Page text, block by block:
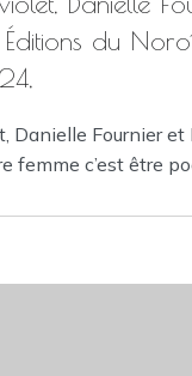
du
Danielle Fournier et
femme c’est être